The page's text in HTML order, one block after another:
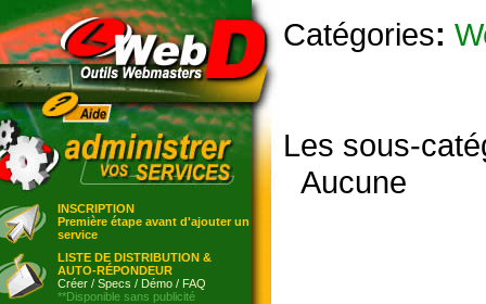
INSCRIPTION
Première étape avant d'ajouter un
service
LISTE DE DISTRIBUTION &
AUTO-RÉPONDEUR
Créer / Specs / Démo / FAQ
**Disponible sans publicité
Catégories:
Les sous-
Aucune